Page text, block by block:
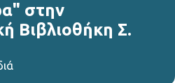
στην
Βιβλιοθήκη Σ.